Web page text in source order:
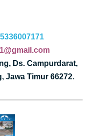
Ds. Campurdarat,
Jawa Timur 66272.